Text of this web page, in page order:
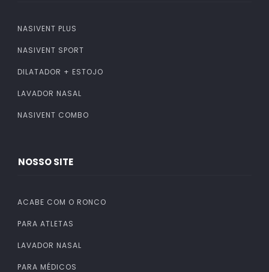
NASIVENT PLUS
NASIVENT SPORT
DILATADOR + ESTOJO
LAVADOR NASAL
NASIVENT COMBO
NOSSO SITE
ACABE COM O RONCO
PARA ATLETAS
LAVADOR NASAL
PARA MÉDICOS